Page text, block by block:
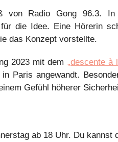
von Radio Gong 96.3.
die Idee. Eine Hörerin
das Konzept vorstellte.
2023 mit dem „descente à
Paris angewandt.
Gefühl höherer
ab 18 Uhr. Du kannst